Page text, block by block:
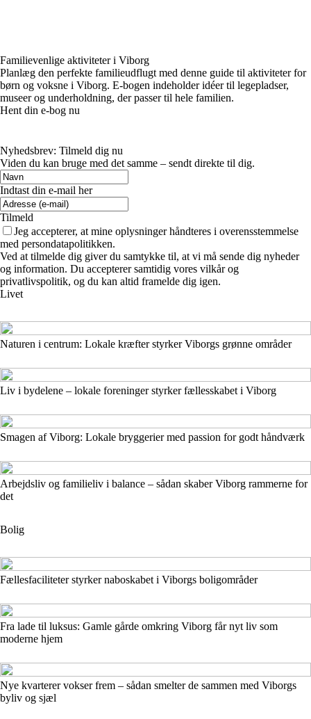
Familievenlige aktiviteter i Viborg
Planlæg den perfekte familieudflugt med denne guide til aktiviteter for
børn og voksne i Viborg. E-bogen indeholder idéer til legepladser,
museer og underholdning, der passer til hele familien.
Hent din e-bog nu
Nyhedsbrev: Tilmeld dig nu
Viden du kan bruge med det samme – sendt direkte til dig.
Indtast din e-mail her
Tilmeld
Jeg accepterer, at mine oplysninger håndteres i overensstemmelse
med persondatapolitikken.
Ved at tilmelde dig giver du samtykke til, at vi må sende dig nyheder
og information. Du accepterer samtidig vores vilkår og
privatlivspolitik, og du kan altid framelde dig igen.
Livet
Naturen i centrum: Lokale kræfter styrker Viborgs grønne områder
Liv i bydelene – lokale foreninger styrker fællesskabet i Viborg
Smagen af Viborg: Lokale bryggerier med passion for godt håndværk
Arbejdsliv og familieliv i balance – sådan skaber Viborg rammerne for
det
Bolig
Fællesfaciliteter styrker naboskabet i Viborgs boligområder
Fra lade til luksus: Gamle gårde omkring Viborg får nyt liv som
moderne hjem
Nye kvarterer vokser frem – sådan smelter de sammen med Viborgs
byliv og sjæl